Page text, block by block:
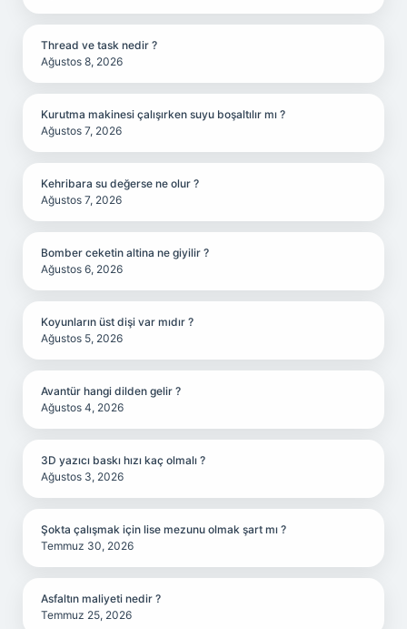
Thread ve task nedir ?
Ağustos 8, 2026
Kurutma makinesi çalışırken suyu boşaltılır mı ?
Ağustos 7, 2026
Kehribara su değerse ne olur ?
Ağustos 7, 2026
Bomber ceketin altina ne giyilir ?
Ağustos 6, 2026
Koyunların üst dişi var mıdır ?
Ağustos 5, 2026
Avantür hangi dilden gelir ?
Ağustos 4, 2026
3D yazıcı baskı hızı kaç olmalı ?
Ağustos 3, 2026
Şokta çalışmak için lise mezunu olmak şart mı ?
Temmuz 30, 2026
Asfaltın maliyeti nedir ?
Temmuz 25, 2026